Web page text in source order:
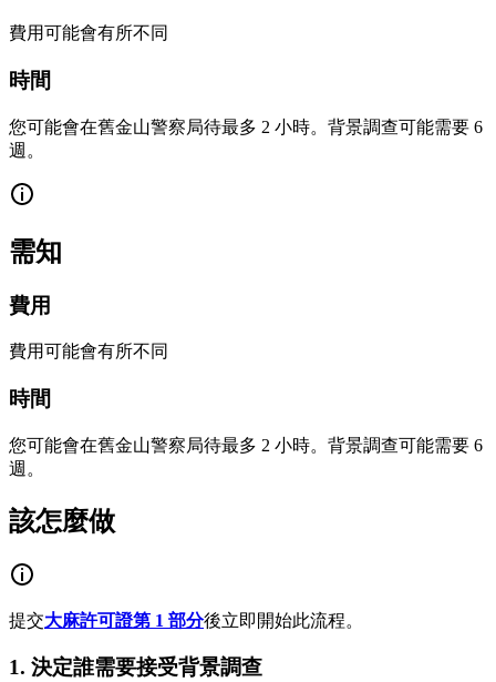
費用可能會有所不同
時間
您可能會在舊金山警察局待最多 2 小時。背景調查可能需要 6
週。
需知
費用
費用可能會有所不同
時間
您可能會在舊金山警察局待最多 2 小時。背景調查可能需要 6
週。
該怎麼做
提交大麻許可證第 1 部分後立即開始此流程。
1. 決定誰需要接受背景調查